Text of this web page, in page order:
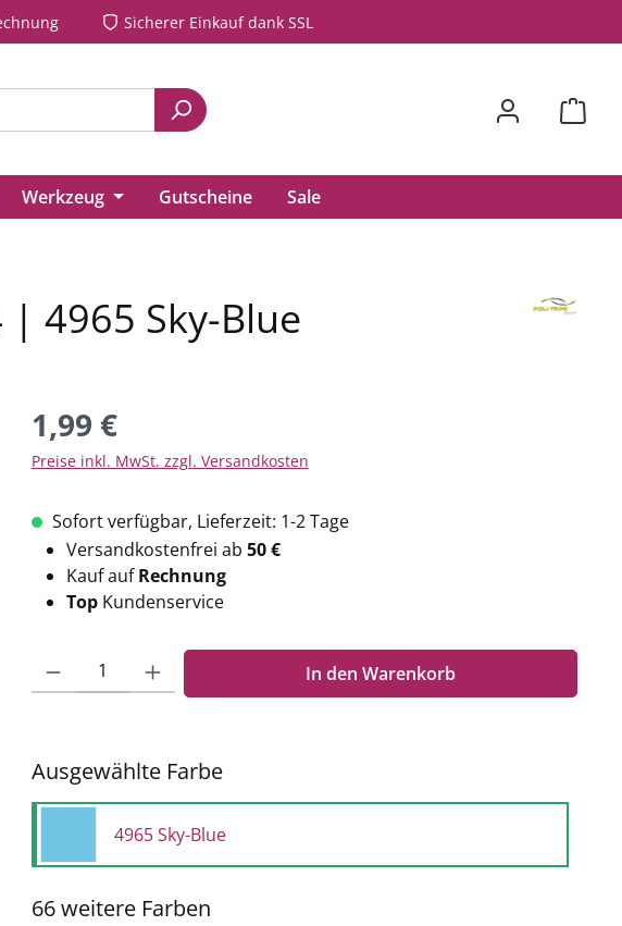
Sicherer Einkauf dank SSL
Werkzeug Gutscheine Sale
| 4965 Sky-Blue
1,99 €
Preise inkl. MwSt. zzgl. Versandkosten
Sofort verfügbar, Lieferzeit: 1-2 Tage
Versandkostenfrei ab 50 €
Kauf aufRechnung
TopKundenservice
Produkt Anzahl: Gib den gewünschten Wert ein oder benutze die Schaltflächen um die Anzahl zu
In den Warenkorb
Ausgewählte Farbe
4965 Sky-Blue
66 weitere Farben